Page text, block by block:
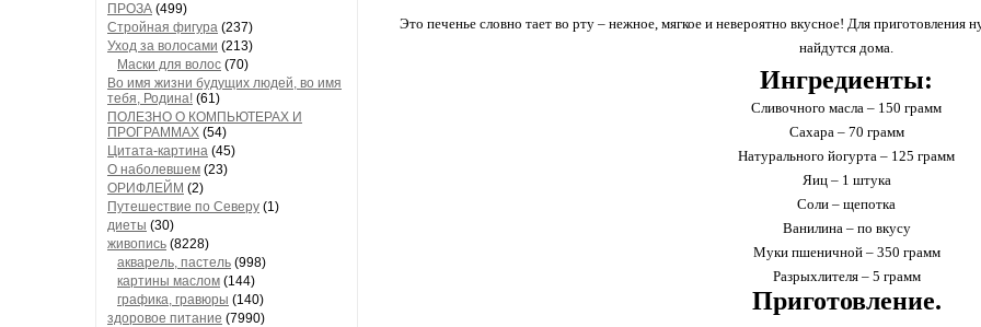
ПРОЗА (499)
Стройная фигура (237)
Уход за волосами (213)
Маски для волос (70)
Во имя жизни будущих людей, во имя
тебя, Родина! (61)
ПОЛЕЗНО О КОМПЬЮТЕРАХ И
ПРОГРАММАХ (54)
Цитата-картина (45)
О наболевшем (23)
ОРИФЛЕЙМ (2)
Путешествие по Северу (1)
диеты (30)
живопись (8228)
акварель, пастель (998)
картины маслом (144)
графика, гравюры (140)
здоровое питание (7990)
Это печенье словно тает во рту – нежное, мягкое и невероятно вкусное! Для
найдутся дома.
Ингредиенты:
Сливочного масла – 150 грамм
Сахара – 70 грамм
Натурального йогурта – 125 грамм
Яиц – 1 штука
Соли – щепотка
Ванилина – по вкусу
Муки пшеничной – 350 грамм
Разрыхлителя – 5 грамм
Приготовление.